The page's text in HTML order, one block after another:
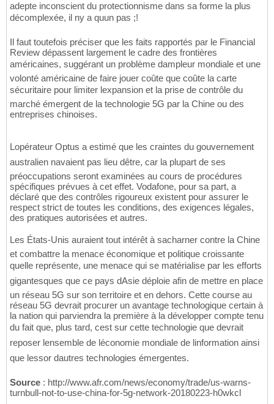
adepte inconscient du protectionnisme dans sa forme la plus
décomplexée, il ny a quun pas ;!
Il faut toutefois préciser que les faits rapportés par le Financial
Review dépassent largement le cadre des frontières
américaines, suggérant un problème dampleur mondiale et une
volonté américaine de faire jouer coûte que coûte la carte
sécuritaire pour limiter lexpansion et la prise de contrôle du
marché émergent de la technologie 5G par la Chine ou des
entreprises chinoises.
Lopérateur Optus a estimé que les craintes du gouvernement
australien navaient pas lieu dêtre, car la plupart de ses
préoccupations seront examinées au cours de procédures
spécifiques prévues à cet effet. Vodafone, pour sa part, a
déclaré que des contrôles rigoureux existent pour assurer le
respect strict de toutes les conditions, des exigences légales,
des pratiques autorisées et autres.
Les États-Unis auraient tout intérêt à sacharner contre la Chine
et combattre la menace économique et politique croissante
quelle représente, une menace qui se matérialise par les efforts
gigantesques que ce pays dAsie déploie afin de mettre en place
un réseau 5G sur son territoire et en dehors. Cette course au
réseau 5G devrait procurer un avantage technologique certain à
la nation qui parviendra la première à la développer compte tenu
du fait que, plus tard, cest sur cette technologie que devrait
reposer lensemble de léconomie mondiale de linformation ainsi
que lessor dautres technologies émergentes.
Source : http://www.afr.com/news/economy/trade/us-warns-
turnbull-not-to-use-china-for-5g-network-20180223-h0wkcl